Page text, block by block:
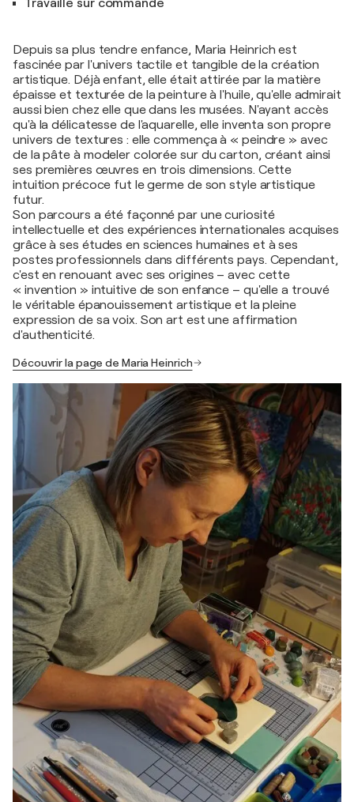
Travaille sur commande
Depuis sa plus tendre enfance, Maria Heinrich est
fascinée par l'univers tactile et tangible de la création
artistique. Déjà enfant, elle était attirée par la matière
épaisse et texturée de la peinture à l'huile, qu'elle admirait
aussi bien chez elle que dans les musées. N'ayant accès
qu'à la délicatesse de l'aquarelle, elle inventa son propre
univers de textures : elle commença à « peindre » avec
de la pâte à modeler colorée sur du carton, créant ainsi
ses premières œuvres en trois dimensions. Cette
intuition précoce fut le germe de son style artistique
futur.
Son parcours a été façonné par une curiosité
intellectuelle et des expériences internationales acquises
grâce à ses études en sciences humaines et à ses
postes professionnels dans différents pays. Cependant,
c'est en renouant avec ses origines – avec cette
« invention » intuitive de son enfance – qu'elle a trouvé
le véritable épanouissement artistique et la pleine
expression de sa voix. Son art est une affirmation
d'authenticité.
Découvrir la page de Maria Heinrich